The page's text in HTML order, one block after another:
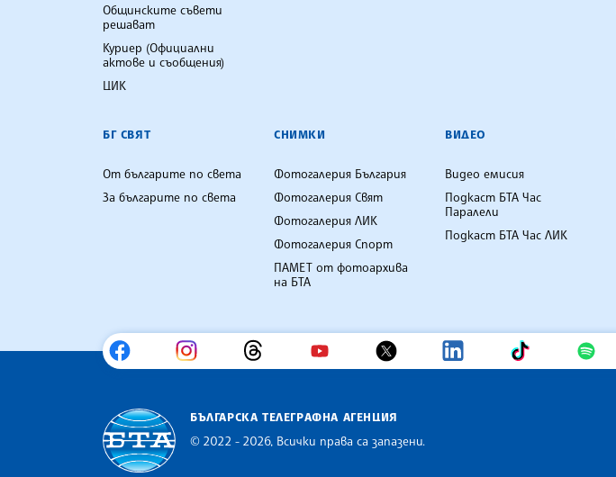
Общинските съвети
решават
Куриер (Официални
актове и съобщения)
ЦИК
БГ СВЯТ
От българите по света
За българите по света
СНИМКИ
Фотогалерия България
Фотогалерия Свят
Фотогалерия ЛИК
Фотогалерия Спорт
ПАМЕТ от фотоархива
на БТА
ВИДЕО
Видео емисия
Подкаст БТА Час
Паралели
Подкаст БТА Час ЛИК
БЪЛГАРСКА ТЕЛЕГРАФНА АГЕНЦИЯ
© 2022 - 2026, Всички права са запазени.